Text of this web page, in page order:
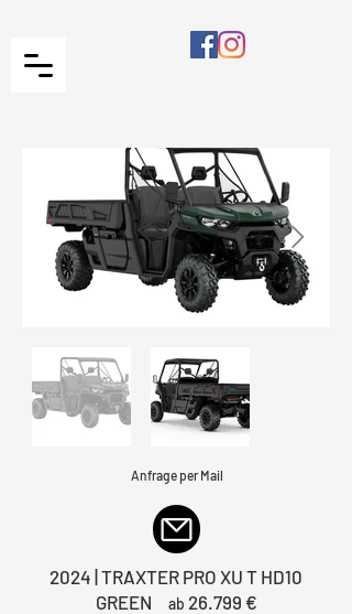
Anfrage per Mail
2024 | TRAXTER PRO XU T HD10
GREEN
ab 26.799 €